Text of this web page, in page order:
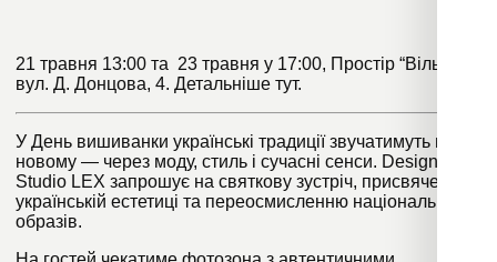
21 травня 13:00 та 23 травня у 17:00, Простір “Вільна”,
вул. Д. Донцова, 4. Детальніше тут.
У День вишиванки українські традиції звучатимуть по-
новому — через моду, стиль і сучасні сенси. Design
Studio LEX запрошує на святкову зустріч, присвячену
українській естетиці та переосмисленню національних
образів.